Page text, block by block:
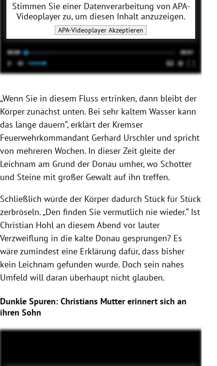
Stimmen Sie einer Datenverarbeitung von APA-
Videoplayerzu, um diesen Inhalt anzuzeigen.
APA-Videoplayer Akzeptieren
„Wenn Sie in diesem Fluss ertrinken, dann bleibt der
Körper zunächst unten. Bei sehr kaltem Wasser kann
das lange dauern“, erklärt der Kremser
Feuerwehrkommandant Gerhard Urschler und spricht
von mehreren Wochen. In dieser Zeit gleite der
Leichnam am Grund der Donau umher, wo Schotter
und Steine mit großer Gewalt auf ihn treffen.
Schließlich würde der Körper dadurch Stück für Stück
zerbröseln. „Den finden Sie vermutlich nie wieder.“ Ist
Christian Hohl an diesem Abend vor lauter
Verzweiflung in die kalte Donau gesprungen? Es
wäre zumindest eine Erklärung dafür, dass bisher
kein Leichnam gefunden wurde. Doch sein nahes
Umfeld will daran überhaupt nicht glauben.
Dunkle Spuren: Christians Mutter erinnert sich an
ihren Sohn